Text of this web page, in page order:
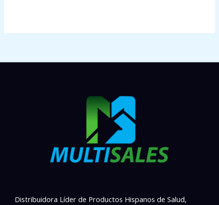
Distribuidora Líder de Productos Hispanos de Salud,